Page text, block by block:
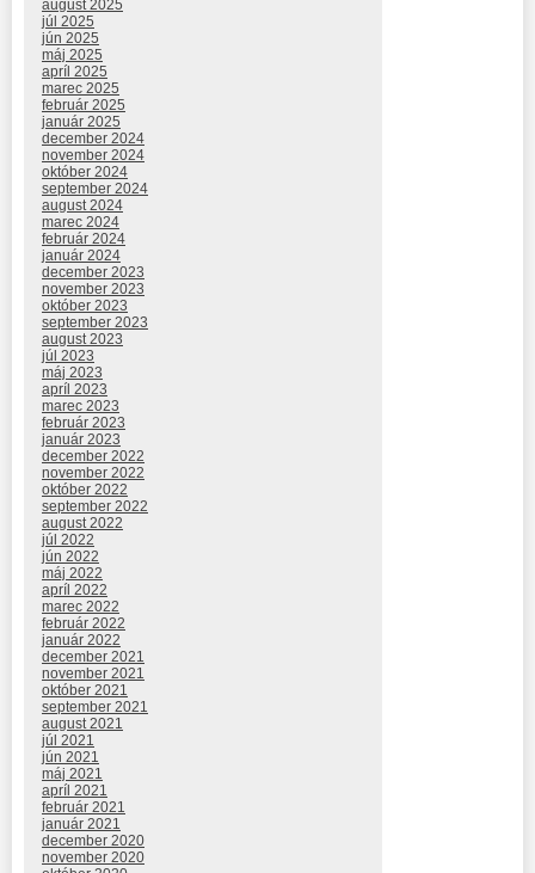
august 2025
júl 2025
jún 2025
máj 2025
apríl 2025
marec 2025
február 2025
január 2025
december 2024
november 2024
október 2024
september 2024
august 2024
marec 2024
február 2024
január 2024
december 2023
november 2023
október 2023
september 2023
august 2023
júl 2023
máj 2023
apríl 2023
marec 2023
február 2023
január 2023
december 2022
november 2022
október 2022
september 2022
august 2022
júl 2022
jún 2022
máj 2022
apríl 2022
marec 2022
február 2022
január 2022
december 2021
november 2021
október 2021
september 2021
august 2021
júl 2021
jún 2021
máj 2021
apríl 2021
február 2021
január 2021
december 2020
november 2020